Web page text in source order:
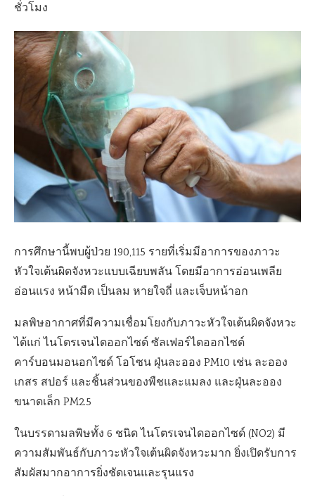
ชั่วโมง
การศึกษานี้พบผู้ป่วย 190,115 รายที่เริ่มมีอาการของภาวะ
หัวใจเต้นผิดจังหวะแบบเฉียบพลัน โดยมีอาการอ่อนเพลีย
อ่อนแรง หน้ามืด เป็นลม หายใจถี่ และเจ็บหน้าอก
มลพิษอากาศที่มีความเชื่อมโยงกับภาวะหัวใจเต้นผิดจังหวะ
ได้แก่ ไนโตรเจนไดออกไซด์ ซัลเฟอร์ไดออกไซด์
คาร์บอนมอนอกไซด์ โอโซน ฝุ่นละออง PM10 เช่น ละออง
เกสร สปอร์ และชิ้นส่วนของพืชและแมลง และฝุ่นละออง
ขนาดเล็ก PM2.5
ในบรรดามลพิษทั้ง 6 ชนิด ไนโตรเจนไดออกไซด์ (NO2) มี
ความสัมพันธ์กับภาวะหัวใจเต้นผิดจังหวะมาก ยิ่งเปิดรับการ
สัมผัสมากอาการยิ่งชัดเจนและรุนแรง